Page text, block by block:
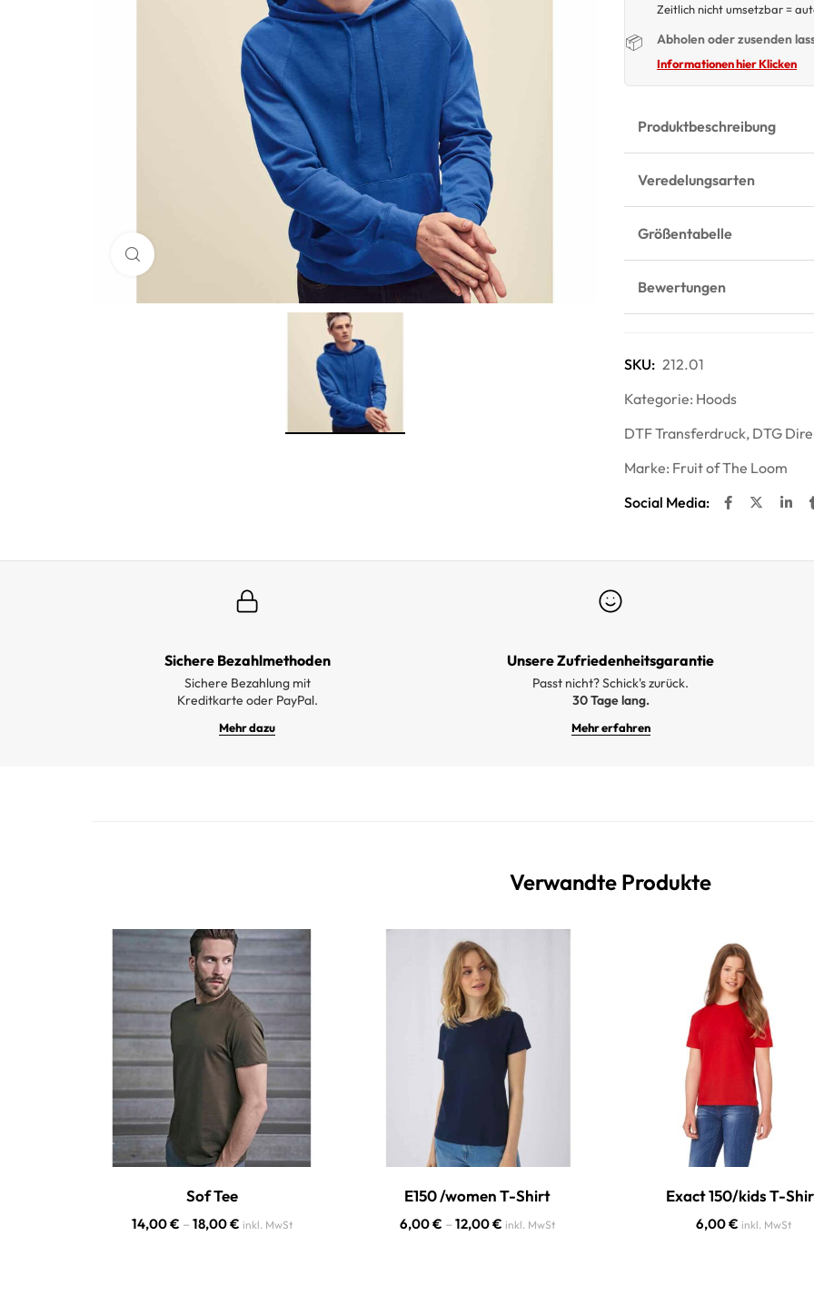
Zeitlich nicht umsetzbar =
📦 Abholen oder zusenden
Informationen hier Klicken
Produktbeschreibung
Veredelungsarten
Größentabelle
Bewertungen
SKU: 212.01
Kategorie: Hoods
DTF Transferdruck, DTG
Marke: Fruit of The Loom
Social Media:
Sichere Bezahlmethoden
Sichere Bezahlung mit
Kreditkarte oder PayPal.
Mehr dazu
Unsere Zufriedenheitsgarantie
Passt nicht? Schick's zurück.
30 Tage lang.
Mehr erfahren
Verwandte Produkte
Sof Tee
14,00€ – 18,00€ inkl. MwSt
E150 /women T-Shirt
6,00€ –12,00€ inkl. MwSt
Exact 150/kids T-
6,00€ inkl. MwSt